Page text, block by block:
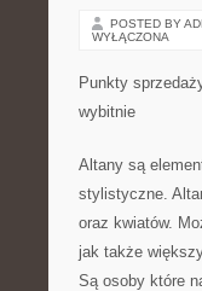
POSTED BY
WYŁĄCZONA
Punkty
wybitnie
Altany są
stylistyczne.
oraz kwiatów.
jak także
Są osoby które